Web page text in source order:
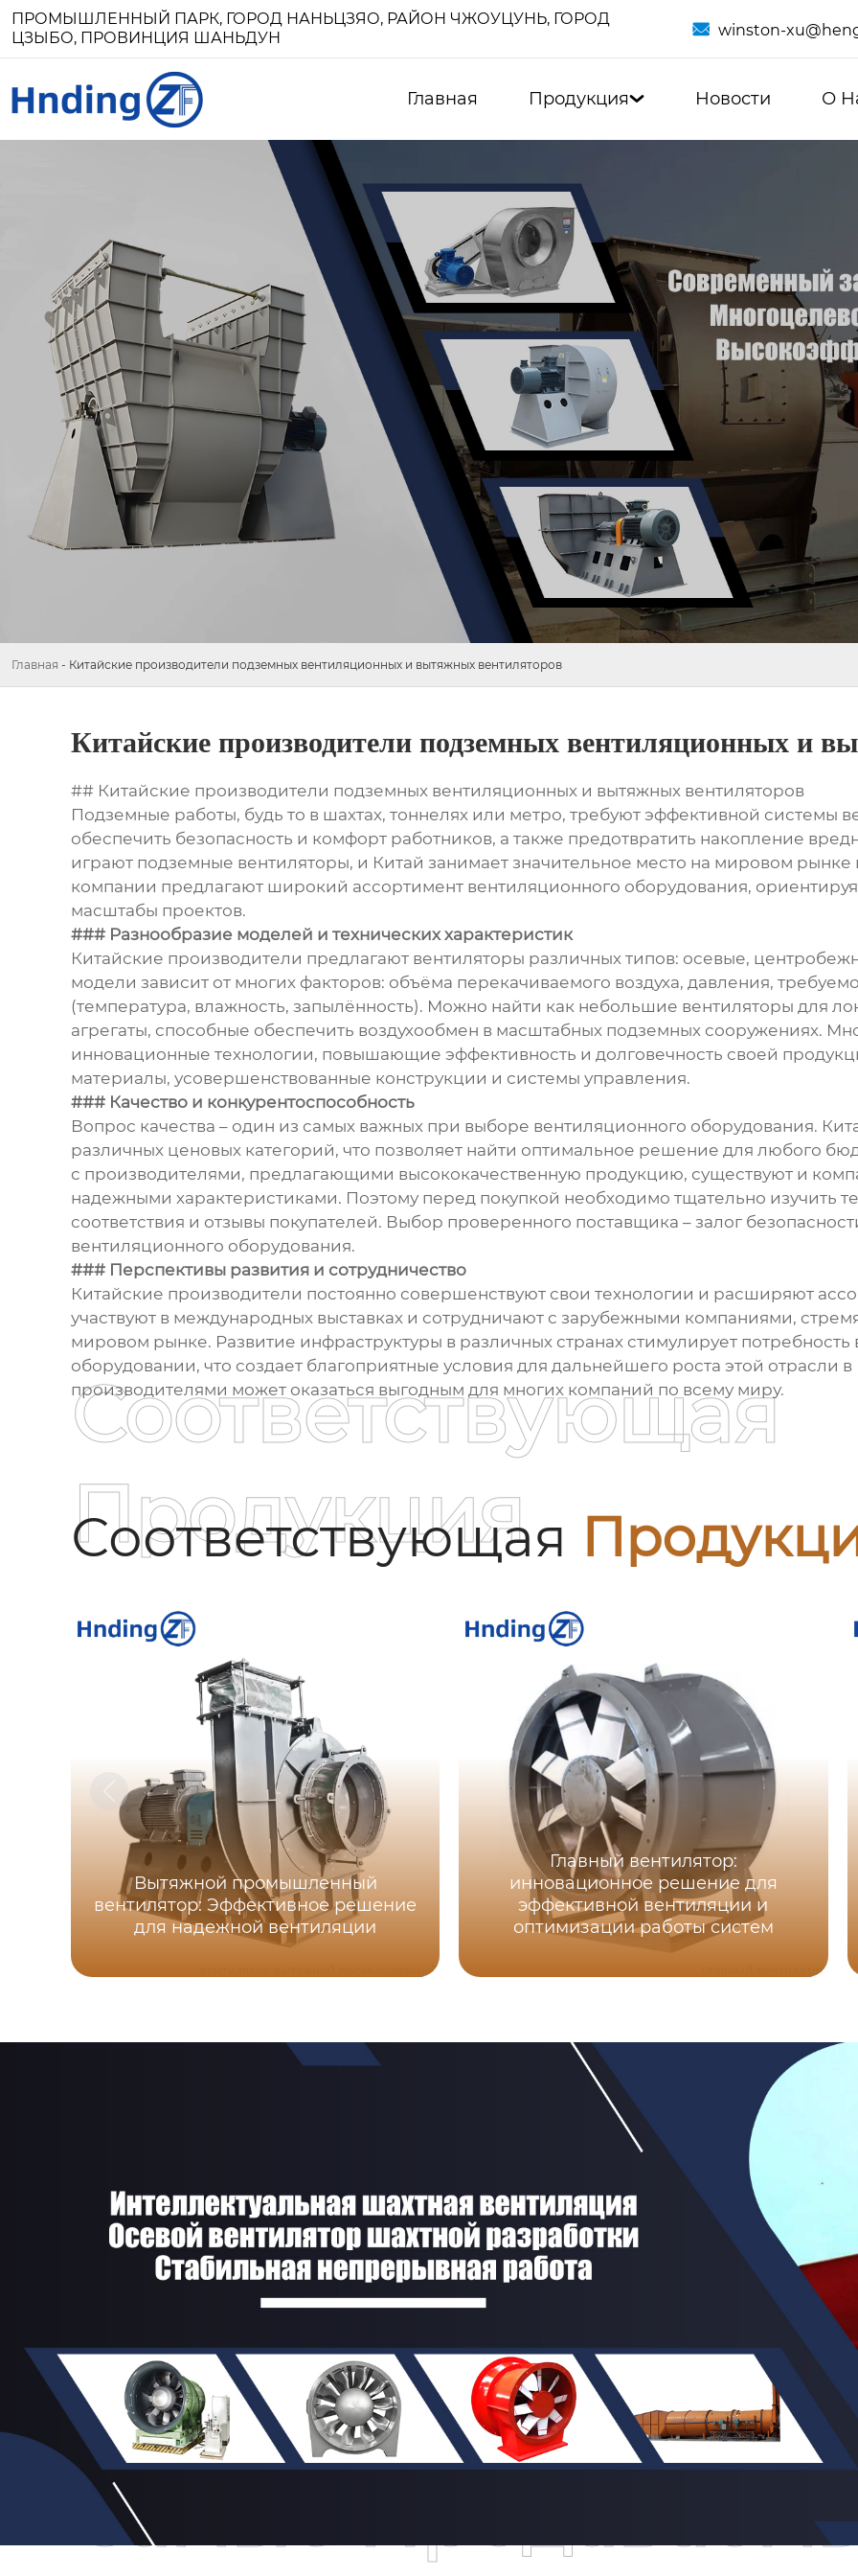
ПРОМЫШЛЕННЫЙ ПАРК, ГОРОД НАНЬЦЗЯО, РАЙОН ЧЖОУЦУНЬ, ГОРОД
ЦЗЫБО, ПРОВИНЦИЯ ШАНЬДУН
 winston-
Главная Продукция Новости О
Главная - Китайские производители подземных вентиляционных и вытяжных вентиляторов
Китайские производители подземных вентиляционных и
## Китайские производители подземных вентиляционных и вытяжных вентиляторов
Подземные работы, будь то в шахтах, тоннелях или метро, требуют эффективной системы
обеспечить безопасность и комфорт работников, а также предотвратить накопление
играют подземные вентиляторы, и Китай занимает значительное место на мировом
компании предлагают широкий ассортимент вентиляционного оборудования,
масштабы проектов.
### Разнообразие моделей и технических характеристик
Китайские производители предлагают вентиляторы различных типов: осевые,
модели зависит от многих факторов: объёма перекачиваемого воздуха, давления,
(температура, влажность, запылённость). Можно найти как небольшие вентиляторы для
агрегаты, способные обеспечить воздухообмен в масштабных подземных сооружениях.
инновационные технологии, повышающие эффективность и долговечность своей
материалы, усовершенствованные конструкции и системы управления.
### Качество и конкурентоспособность
Вопрос качества – один из самых важных при выборе вентиляционного оборудования.
различных ценовых категорий, что позволяет найти оптимальное решение для любого
с производителями, предлагающими высококачественную продукцию, существуют и
надежными характеристиками. Поэтому перед покупкой необходимо тщательно изучить
соответствия и отзывы покупателей. Выбор проверенного поставщика – залог
вентиляционного оборудования.
### Перспективы развития и сотрудничество
Китайские производители постоянно совершенствуют свои технологии и расширяют
участвуют в международных выставках и сотрудничают с зарубежными компаниями,
мировом рынке. Развитие инфраструктуры в различных странах стимулирует
оборудовании, что создает благоприятные условия для дальнейшего роста этой отрасли
производителями может оказаться выгодным для многих компаний по всему миру.
Соответствующая
Соответствующая
Продукция
Вытяжной промышленный
вентилятор: Эффективное решение
для надежной вентиляции
Главный вентилятор:
инновационное решение для
эффективной вентиляции и
оптимизации работы систем
Самые